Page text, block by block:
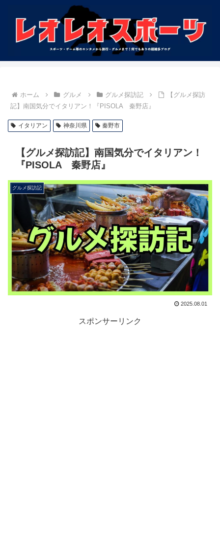
ホーム グルメ グルメ探訪記
【グルメ探訪
記】南国気分でイタリアン！『PISOLA 秦野店』
イタリアン 神奈川県 秦野市
【グルメ探訪記】南国気分でイタリアン！
『PISOLA 秦野店』
グルメ探訪記
2025.08.01
スポンサーリンク